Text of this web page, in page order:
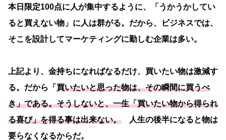
本日限定100点に人が集中するように、「うかうかしてい
ると買えない物」に人は群がる。だから、ビジネスでは、
そこを設計してマーケティングに勤しむ企業は多い。
上記より、金持ちになればなるだけ、買いたい物は激減す
る。だから「 買いたいと思った物は、その瞬間に買うべ
き」である。そうしないと、一生「買いたい物から得られ
る喜び」を得る事は出来ない。 人生の後半になると物は
要らなくなるからだ。